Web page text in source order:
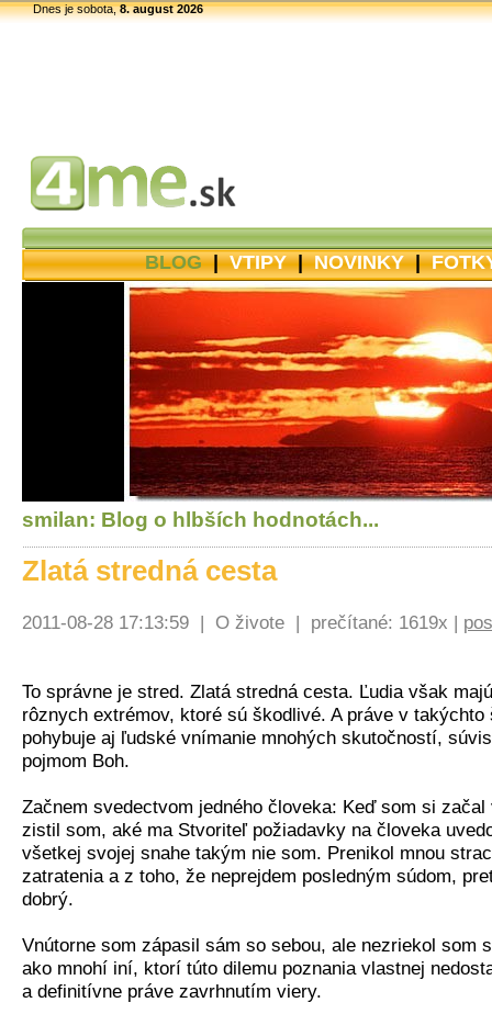
Dnes je sobota,8. august 2026
BLOG|VTIPY|NOVINKY|
smilan: Blog o hlbších hodnotách...
Zlatá stredná cesta
2011-08-28 17:13:59 | O živote | prečítané: 1619x |
To správne je stred. Zlatá stredná cesta. Ľudia však
rôznych extrémov, ktoré sú škodlivé. A práve v
pohybuje aj ľudské vnímanie mnohých skutočností,
pojmom Boh.
Začnem svedectvom jedného človeka: Keď som si
zistil som, aké ma Stvoriteľ požiadavky na človeka
všetkej svojej snahe takým nie som. Prenikol mnou
zatratenia a z toho, že neprejdem posledným súdom,
dobrý.
Vnútorne som zápasil sám so sebou, ale nezriekol som
ako mnohí iní, ktorí túto dilemu poznania vlastnej
a definitívne práve zavrhnutím viery.